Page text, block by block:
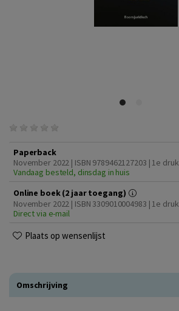
Paperback
November 2022 | ISBN 9789462127203 | 1e druk
Vandaag besteld, dinsdag in huis
Online boek (2 jaar toegang)
November 2022 | ISBN 3309010004983 | 1e druk
Direct via e-mail
Plaats op wensenlijst
Omschrijving